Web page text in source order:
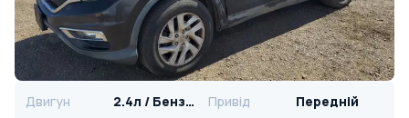
Двигун 2.4л / Бензин Привід
Передній